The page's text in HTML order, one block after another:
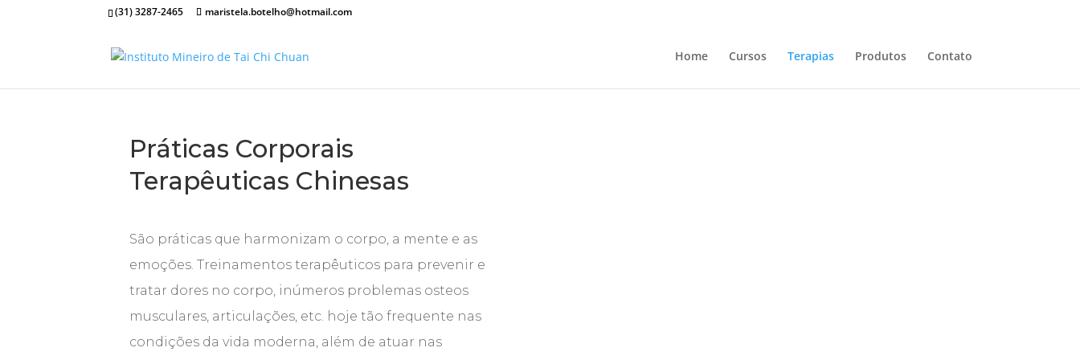
(31) 3287-2465 maristela.botelho@hotmail.com
Home Cursos Terapias Produtos Contato
Práticas Corporais
Terapêuticas Chinesas
São práticas que harmonizam o corpo, a mente e as
emoções. Treinamentos terapêuticos para prevenir e
tratar dores no corpo, inúmeros problemas osteos
musculares, articulações, etc. hoje tão frequente nas
condições da vida moderna, além de atuar nas